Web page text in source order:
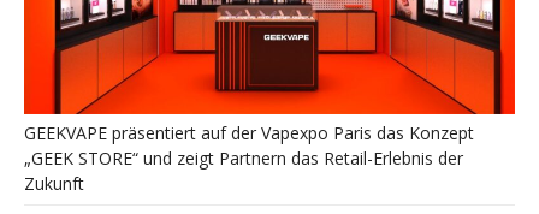
GEEKVAPE präsentiert auf der Vapexpo Paris das Konzept
„GEEK STORE“ und zeigt Partnern das Retail-Erlebnis der
Zukunft